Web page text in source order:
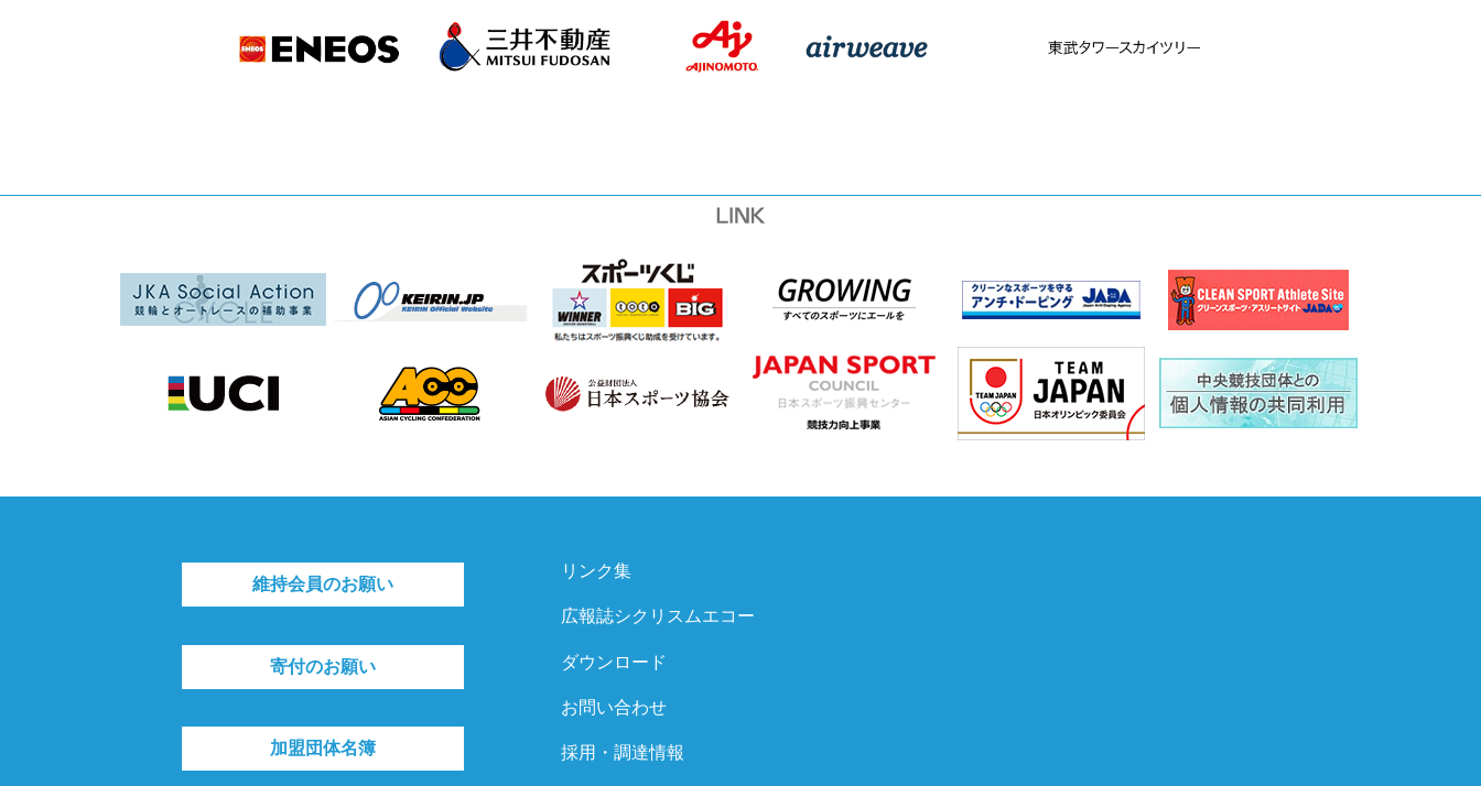
維持会員のお願い
寄付のお願い
加盟団体名簿
リンク集
広報誌シクリスムエコー
ダウンロード
お問い合わせ
採用・調達情報